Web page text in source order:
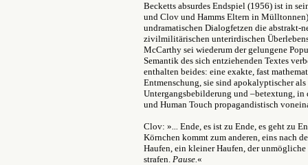
Becketts absurdes Endspiel (1956) ist in
und Clov und Hamms Eltern in
undramatischen Dialogfetzen die abstrakt-
zivilmilitärischen unterirdischen
McCarthy sei wiederum der gelungene
Semantik des sich entziehenden Textes
enthalten beides: eine exakte, fast
Entmenschung, sie sind apokalyptischer
Untergangsbebilderung und –betextung,
und Human Touch propagandistisch
Clov: »... Ende, es ist zu Ende, es geht zu
Körnchen kommt zum anderen, eins nach
Haufen, ein kleiner Haufen, der
strafen. Pause.«